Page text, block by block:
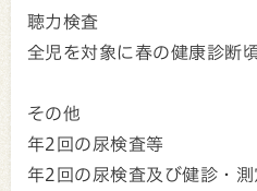
聴力検査
全児を対象に春の健康診断
その他
年2回の尿検査等
年2回の尿検査及び健診・